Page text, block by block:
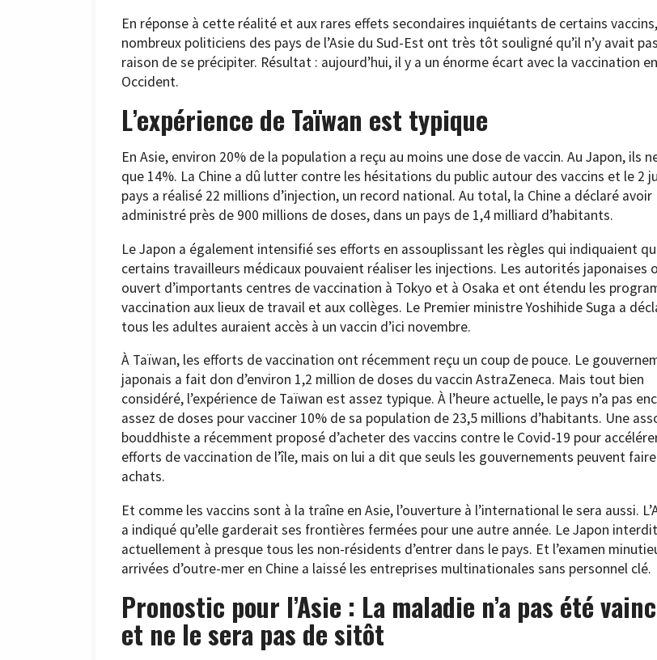
En réponse à cette réalité et aux rares effets secondaires inquiétants de certains
nombreux politiciens des pays de l’Asie du Sud-Est ont très tôt souligné qu’il n’y avait
raison de se précipiter. Résultat : aujourd’hui, il y a un énorme écart avec la vaccination en
Occident.
L’expérience de Taïwan est typique
En Asie, environ 20% de la population a reçu au moins une dose de vaccin. Au Japon, ils
que 14%. La Chine a dû lutter contre les hésitations du public autour des vaccins et le 2
pays a réalisé 22 millions d’injection, un record national. Au total, la Chine a déclaré avoir
administré près de 900 millions de doses, dans un pays de 1,4 milliard d’habitants.
Le Japon a également intensifié ses efforts en assouplissant les règles qui indiquaient
certains travailleurs médicaux pouvaient réaliser les injections. Les autorités japonaises
ouvert d’importants centres de vaccination à Tokyo et à Osaka et ont étendu les
vaccination aux lieux de travail et aux collèges. Le Premier ministre Yoshihide Suga a
tous les adultes auraient accès à un vaccin d’ici novembre.
À Taïwan, les efforts de vaccination ont récemment reçu un coup de pouce. Le
japonais a fait don d’environ 1,2 million de doses du vaccin AstraZeneca. Mais tout bien
considéré, l’expérience de Taïwan est assez typique. À l’heure actuelle, le pays n’a pas
assez de doses pour vacciner 10% de sa population de 23,5 millions d’habitants. Une
bouddhiste a récemment proposé d’acheter des vaccins contre le Covid-19 pour
efforts de vaccination de l’île, mais on lui a dit que seuls les gouvernements peuvent
achats.
Et comme les vaccins sont à la traîne en Asie, l’ouverture à l’international le sera aussi.
a indiqué qu’elle garderait ses frontières fermées pour une autre année. Le Japon interdit
actuellement à presque tous les non-résidents d’entrer dans le pays. Et l’examen
arrivées d’outre-mer en Chine a laissé les entreprises multinationales sans personnel clé.
Pronostic pour l’Asie : La maladie n’a pas été
et ne le sera pas de sitôt